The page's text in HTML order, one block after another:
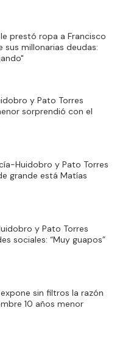
prestó ropa a Francisco
sus millonarias deudas:
y Pato Torres
sorprendió con el
Huidobro y Pato Torres
grande está Matías
y Pato Torres
sociales: “Muy guapos”
sin filtros la razón
10 años menor